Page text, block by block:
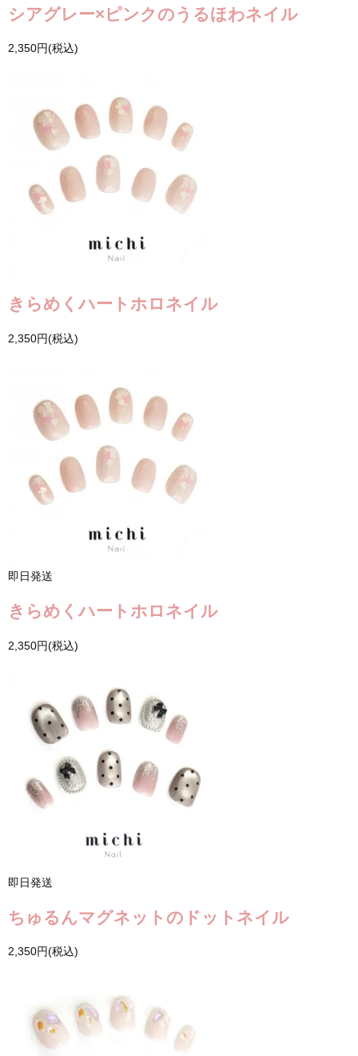
シアグレー×ピンクのうるほわネイル
2,350円(税込)
きらめくハートホロネイル
2,350円(税込)
即日発送
きらめくハートホロネイル
2,350円(税込)
即日発送
ちゅるんマグネットのドットネイル
2,350円(税込)